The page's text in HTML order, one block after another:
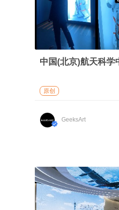
中国(北京)航天科
原创
GeeksArt